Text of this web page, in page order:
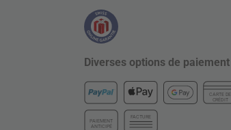
Diverses options de paiement
CARTE DE
CRÉDIT
PAIEMENT
ANTICIPÉ
FACTURE